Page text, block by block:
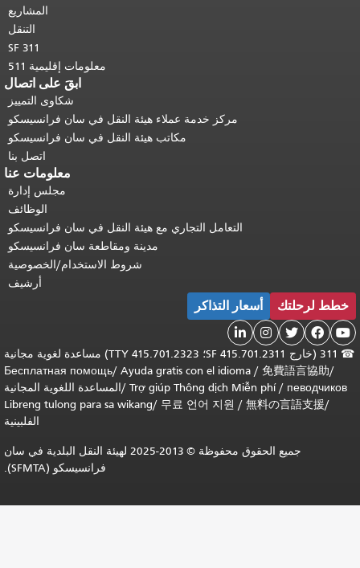
المشاريع
التنقل
SF 311
معلومات إقليمية 511
ابقَ على اتصال
شكاوى التمييز
مركز خدمة عملاء هيئة النقل في سان فرانسيسكو
مكاتب هيئة النقل في سان فرانسيسكو
اتصل بنا
معلومات عنا
مجلس إدارة
الوظائف
التعامل التجاري مع هيئة النقل في سان فرانسيسكو
مدينة ومقاطعة سان فرانسيسكو
شروط الاستخدام/الخصوصية
أرشيف
خطط لرحلتك أسعار التذاكر





311 (خارج SF 415.701.2311؛ TTY 415.701.2323) مساعدة لغوية مجانية
免費語言協助
/
Ayuda gratis con el idioma
/
Бесплатная помощь
певодчиков
/
Trợ giúp Thông dịch Miễn phí
/المساعدة اللغوية المجانية
無料の言語支援
/
무료 언어 지원
/
Libreng tulong para sa wikang
الفلبينية
جميع الحقوق محفوظة © 2013-2025 لهيئة النقل البلدية في سان
فرانسيسكو (SFMTA).